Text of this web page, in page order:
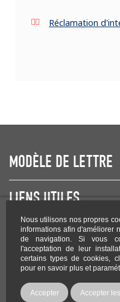
Nous utilisons nos propres
informations afin d'améliorer
de navigation. Si vous
l'acceptation de leur
certains types de cookies,
pour en savoir plus et
Accepter Accepter
Réclamation
MODÈLE DE LETTRE
LIENS UTILES
NEWSLETTER